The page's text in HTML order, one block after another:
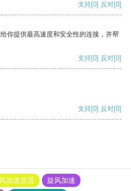
支持[0] 反对[0]
你提供最高速度和安全性的连接，并帮
支持[0] 反对[0]
支持[0] 反对[0]
加速度器
旋风加速